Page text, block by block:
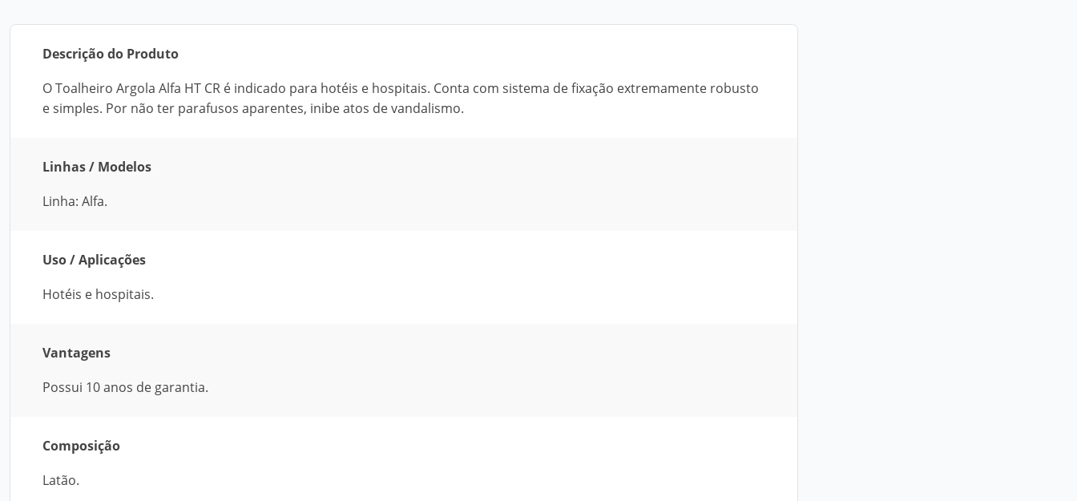
Descrição do Produto
O Toalheiro Argola Alfa HT CR é indicado para hotéis e hospitais. Conta com sistema de fixação extremamente robusto
e simples. Por não ter parafusos aparentes, inibe atos de vandalismo.
Linhas / Modelos
Linha: Alfa.
Uso / Aplicações
Hotéis e hospitais.
Vantagens
Possui 10 anos de garantia.
Composição
Latão.